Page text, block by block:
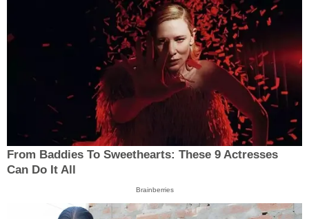
From Baddies To Sweethearts: These 9 Actresses
Can Do It All
Brainberries